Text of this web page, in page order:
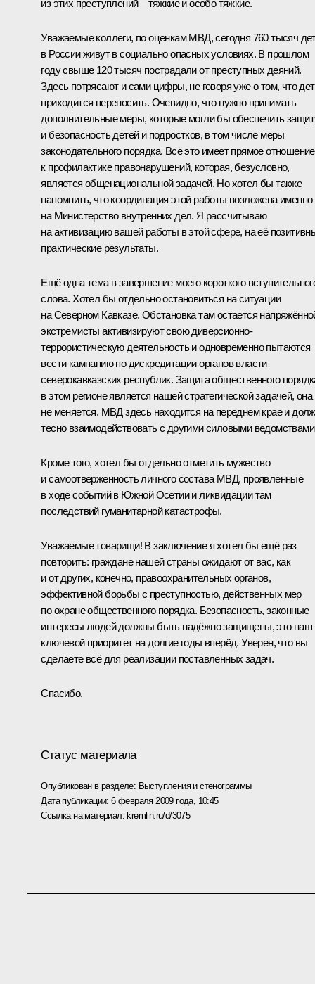
из этих преступлений – тяжкие и особо тяжкие.
Уважаемые коллеги, по оценкам МВД, сегодня 760 тысяч
в России живут в социально опасных условиях. В прошлом
году свыше 120 тысяч пострадали от преступных деяний.
Здесь потрясают и сами цифры, не говоря уже о том, что
приходится переносить. Очевидно, что нужно принимать
дополнительные меры, которые могли бы обеспечить
и безопасность детей и подростков, в том числе меры
законодательного порядка. Всё это имеет прямое отношение
к профилактике правонарушений, которая, безусловно,
является общенациональной задачей. Но хотел бы также
напомнить, что координация этой работы возложена именно
на Министерство внутренних дел. Я рассчитываю
на активизацию вашей работы в этой сфере, на её
практические результаты.
Ещё одна тема в завершение моего короткого
слова. Хотел бы отдельно остановиться на ситуации
на Северном Кавказе. Обстановка там остается
экстремисты активизируют свою диверсионно-
террористическую деятельность и одновременно пытаются
вести кампанию по дискредитации органов власти
северокавказских республик. Защита общественного
в этом регионе является нашей стратегической задачей, она
не меняется. МВД здесь находится на переднем крае и
тесно взаимодействовать с другими силовыми
Кроме того, хотел бы отдельно отметить мужество
и самоотверженность личного состава МВД, проявленные
в ходе событий в Южной Осетии и ликвидации там
последствий гуманитарной катастрофы.
Уважаемые товарищи! В заключение я хотел бы ещё раз
повторить: граждане нашей страны ожидают от вас, как
и от других, конечно, правоохранительных органов,
эффективной борьбы с преступностью, действенных мер
по охране общественного порядка. Безопасность, законные
интересы людей должны быть надёжно защищены, это наш
ключевой приоритет на долгие годы вперёд. Уверен, что вы
сделаете всё для реализации поставленных задач.
Спасибо.
Статус материала
Опубликован в разделе: Выступления и стенограммы
Дата публикации:6 февраля 2009 года, 10:45
Ссылка на материал:kremlin.ru/d/3075